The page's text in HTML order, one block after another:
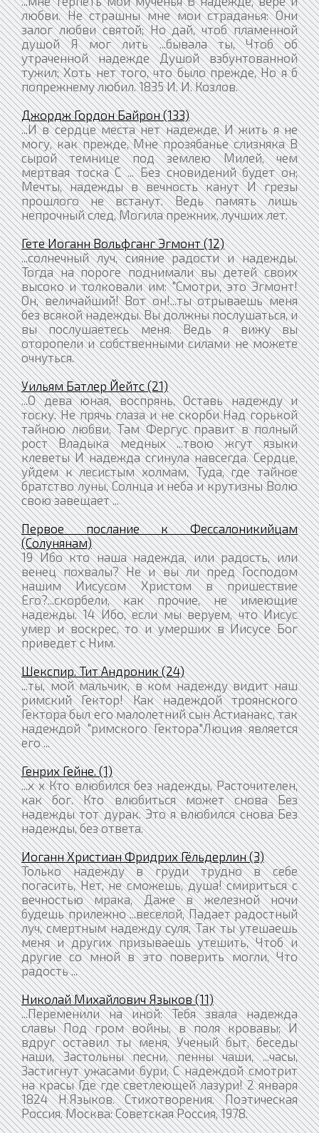
любви. Не страшны мне мои страданья: Они
залог любви святой; Но дай, чтоб пламенной
душой Я мог лить ...бывала ты, Чтоб об
утраченной надежде Душой взбунтованной
тужил; Хоть нет того, что было прежде, Но я б
попрежнему любил. 1835 И. И. Козлов.
Джордж Гордон Байрон (133)
...И в сердце места нет надежде, И жить я не
могу, как прежде, Мне прозябанье слизняка В
сырой темнице под землею Милей, чем
мертвая тоска С ... Без сновидений будет он;
Мечты, надежды в вечность канут И грезы
прошлого не встанут. Ведь память лишь
непрочный след, Могила прежних, лучших лет.
Гете Иоганн Вольфганг Эгмонт (12)
...солнечный луч, сияние радости и надежды.
Тогда на пороге поднимали вы детей своих
высоко и толковали им: "Смотри, это Эгмонт!
Он, величайший! Вот он!...ты отрываешь меня
без всякой надежды. Вы должны послушаться, и
вы послушаетесь меня. Ведь я вижу вы
оторопели и собственными силами не можете
очнуться.
Уильям Батлер Йейтс (21)
...О дева юная, воспрянь, Оставь надежду и
тоску. Не прячь глаза и не скорби Над горькой
тайною любви, Там Фергус правит в полный
рост Владыка медных ...твою жгут языки
клеветы И надежда сгинула навсегда. Сердце,
уйдем к лесистым холмам, Туда, где тайное
братство луны, Солнца и неба и крутизны Волю
свою завещает ...
Первое послание к Фессалоникийцам
(Солунянам)
19 Ибо кто наша надежда, или радость, или
венец похвалы? Не и вы ли пред Господом
нашим Иисусом Христом в пришествие
Его?...скорбели, как прочие, не имеющие
надежды. 14 Ибо, если мы веруем, что Иисус
умер и воскрес, то и умерших в Иисусе Бог
приведет с Ним.
Шекспир. Тит Андроник (24)
...ты, мой мальчик, в ком надежду видит наш
римский Гектор! Как надеждой троянского
Гектора был его малолетний сын Астианакс, так
надеждой "римского Гектора"Люция является
его ...
Генрих Гейне. (1)
...x x Кто влюбился без надежды, Расточителен,
как бог. Кто влюбиться может снова Без
надежды тот дурак. Это я влюбился снова Без
надежды, без ответа.
Иоганн Христиан Фридрих Гёльдерлин (3)
Только надежду в груди трудно в себе
погасить, Нет, не сможешь, душа! смириться с
вечностью мрака, Даже в железной ночи
будешь прилежно ...веселой, Падает радостный
луч, смертным надежду суля, Так ты утешаешь
меня и других призываешь утешить, Чтоб и
другие со мной в это поверить могли, Что
радость ...
Николай Михайлович Языков (11)
...Переменили на иной: Тебя звала надежда
славы Под гром войны, в поля кровавы; И
вдруг оставил ты меня, Ученый быт, беседы
наши, Застольны песни, пенны чаши, ...часы,
Застигнут ужасами бури, С надеждой смотрит
на красы Где где светлеющей лазури! 2 января
1824 Н.Языков. Стихотворения. Поэтическая
Россия. Москва: Советская Россия, 1978.